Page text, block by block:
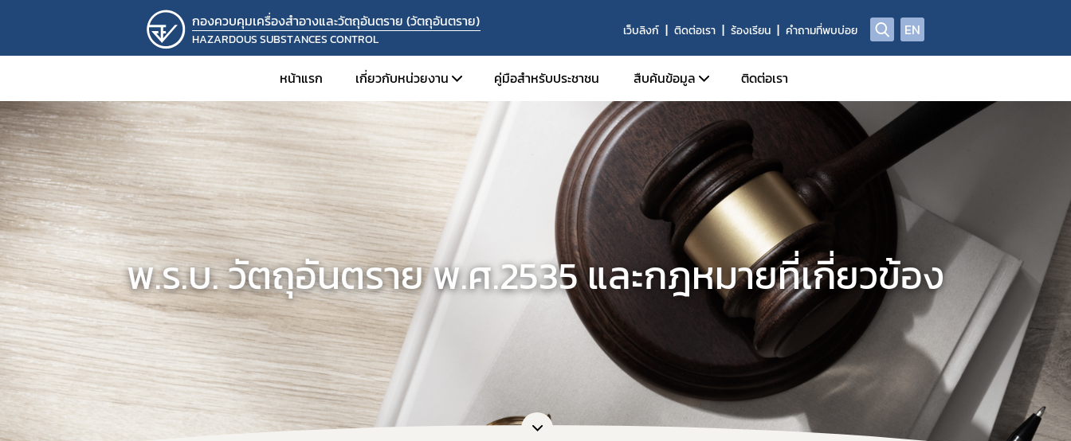
กองควบคุมเครื่องสำอางและวัตถุอันตราย (วัตถุอันตราย)
HAZARDOUS SUBSTANCES CONTROL
เว็บลิงก์ ติดต่อเรา ร้องเรียน คำถามที่พบบ่อย EN
หน้าแรก เกี่ยวกับหน่วยงาน
โครงสร้างหน่วยงาน
บุคลากร
องค์กรคุณธรรมต้นแบบ
ปี 2569
คู่มือสำหรับประชาชน สืบค้นข้อมูล
สืบค้นข้อมูลผลิตภัณฑ์วัตถุอันตราย
ระบบค้นหาข้อมูลการแจ้งข้อเท็จจริงวัตถุอันตรายชนิดที่ 1
ระบบค้นหาข้อมูลทะเบียนวัตถุอันตราย
ค้นหาผู้ได้รับการรับรอง GMP
ค้นหาสถานที่ผลิต นำเข้า ส่งออก ครอบครอง (ผู้ให้บริการรับจ้างกำจัดแมลง/ทำค
ค้นหารายชื่อผู้ควบคุมการใช้วัตถุอันตรายเพื่อใช้รับจ้างกำจัดแมลง
ติดต่อเรา
พ.ร.บ. วัตถุอันตราย พ.ศ.2535 และกฎหมายที่เกี่ยวข้อง